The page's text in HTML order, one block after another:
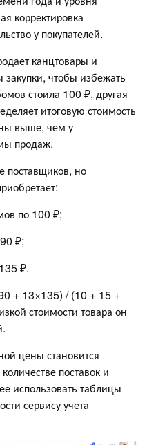
корректировка
у покупателей.
канцтовары и
чтобы избежать
стоила 100 ₽, другая
итоговую стоимость
выше, чем у
продаж.
поставщиков, но
по 100 ₽;
₽;
₽.
+ 13×135) / (10 + 15 +
стоимости товара он
цены становится
поставок и
использовать таблицы
сервису учета